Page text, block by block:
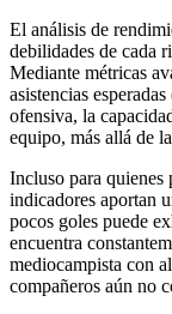
El análisis de
debilidades de cada
Mediante métricas
asistencias
ofensiva, la
equipo, más allá de
Incluso para quienes
indicadores aportan
pocos goles puede
encuentra
mediocampista con
compañeros aún no